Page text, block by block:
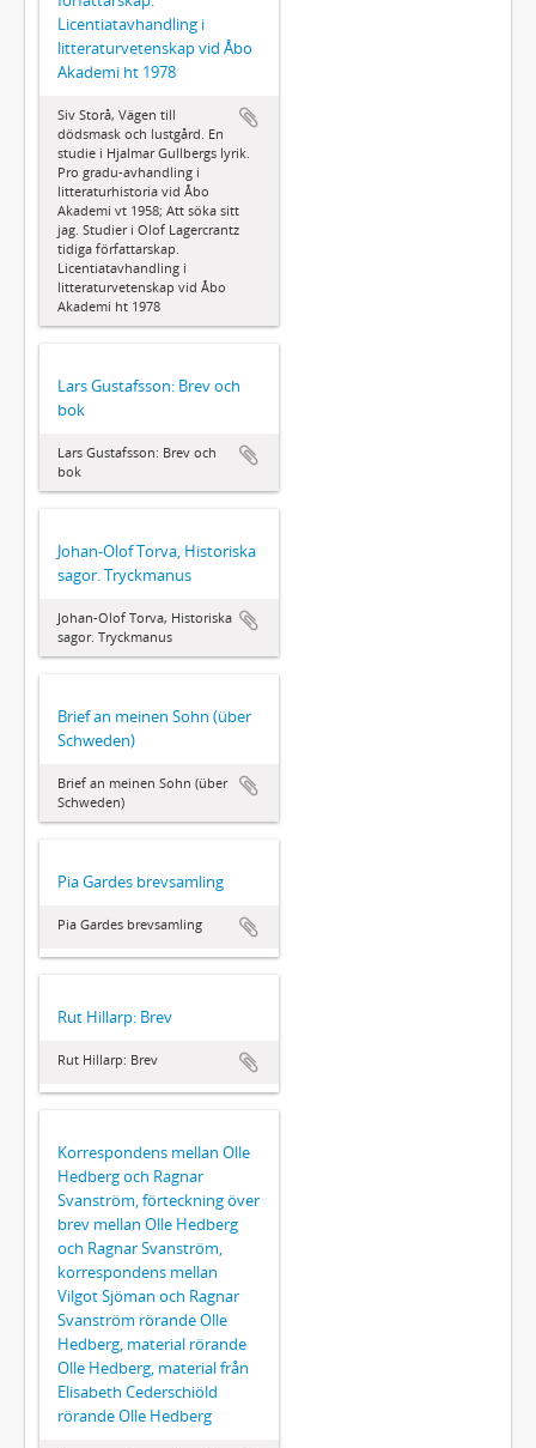
Licentiatavhandling i
litteraturvetenskap vid Åbo
Akademi ht 1978
Siv Storå, Vägen till
dödsmask och lustgård. En
studie i Hjalmar Gullbergs lyrik.
Pro gradu-avhandling i
litteraturhistoria vid Åbo
Akademi vt 1958; Att söka sitt
jag. Studier i Olof Lagercrantz
tidiga författarskap.
Licentiatavhandling i
litteraturvetenskap vid Åbo
Akademi ht 1978
Lars Gustafsson: Brev och
bok
Lars Gustafsson: Brev och
bok
Johan-Olof Torva, Historiska
sagor. Tryckmanus
Johan-Olof Torva, Historiska
sagor. Tryckmanus
Brief an meinen Sohn (über
Schweden)
Brief an meinen Sohn (über
Schweden)
Pia Gardes brevsamling
Pia Gardes brevsamling
Rut Hillarp: Brev
Rut Hillarp: Brev
Korrespondens mellan Olle
Hedberg och Ragnar
Svanström, förteckning över
brev mellan Olle Hedberg
och Ragnar Svanström,
korrespondens mellan
Vilgot Sjöman och Ragnar
Svanström rörande Olle
Hedberg, material rörande
Olle Hedberg, material från
Elisabeth Cederschiöld
rörande Olle Hedberg